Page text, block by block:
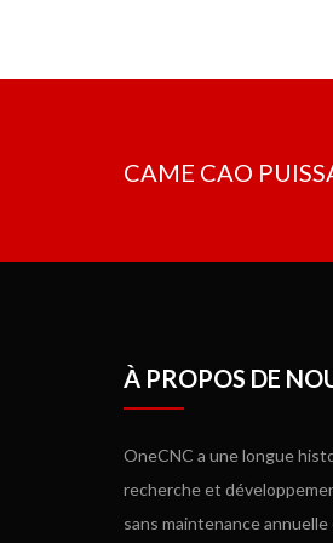
CAME CAO
À PROPOS DE
OneCNC a une longue
recherche et
sans maintenance